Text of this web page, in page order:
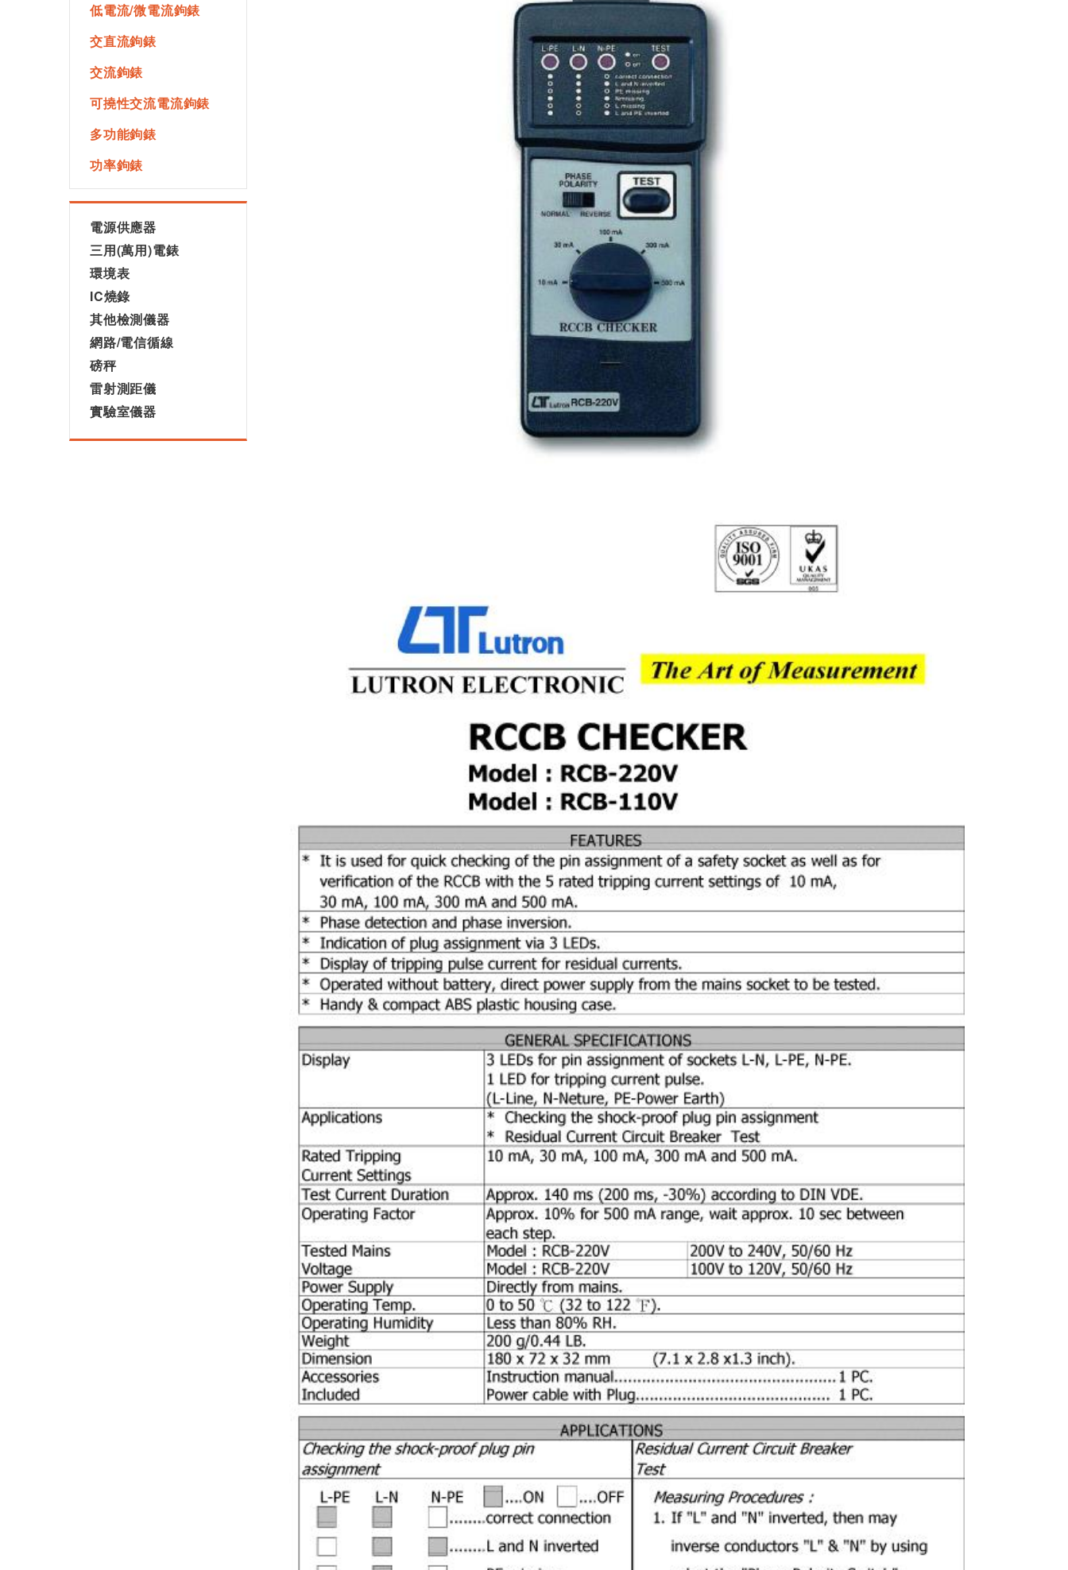
低電流/微電流鉤錶
交直流鉤錶
交流鉤錶
可撓性交流電流鉤錶
多功能鉤錶
功率鉤錶
電源供應器
三用(萬用)電錶
環境表
IC燒錄
其他檢測儀器
網路/電信循線
磅秤
雷射測距儀
實驗室儀器